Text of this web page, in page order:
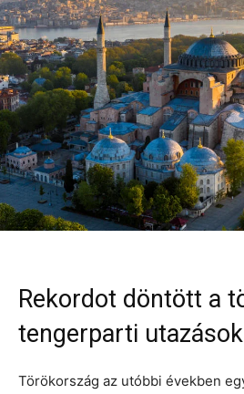
Rekordot döntött a
tengerparti
Törökország az utóbbi években